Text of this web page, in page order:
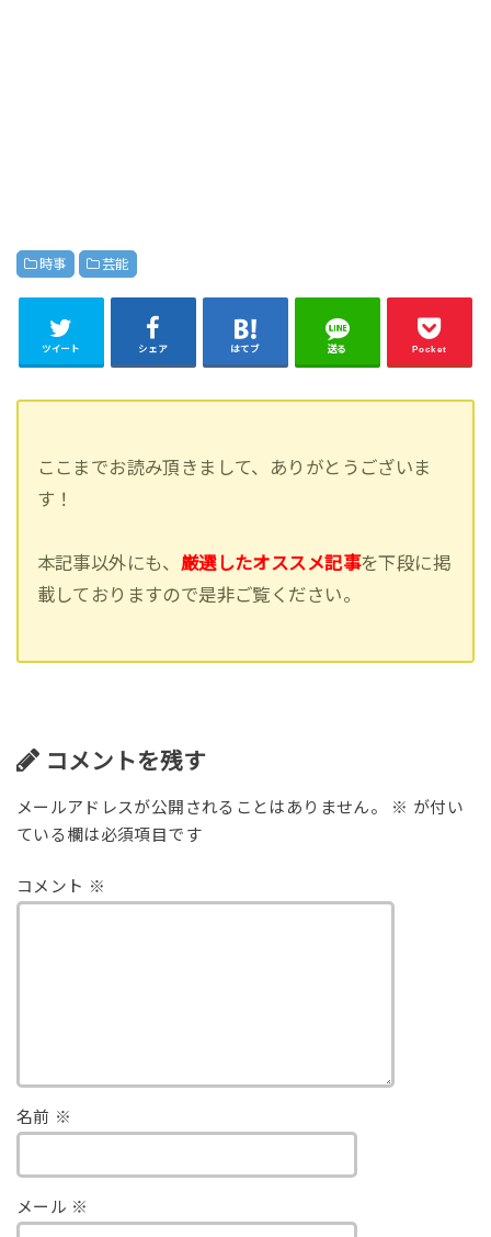
時事 芸能
ツイート シェア はてブ 送る Pocket
ここまでお読み頂きまして、ありがとうございま
す！
本記事以外にも、 厳選したオススメ記事を下段に掲
載しておりますので是非ご覧ください。
コメントを残す
メールアドレスが公開されることはありません。 ※ が付い
ている欄は必須項目です
コメント ※
名前 ※
メール ※